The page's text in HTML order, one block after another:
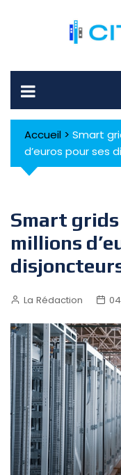
Accueil > Smart
d’euros pour ses
Smart grids
millions
La Rédaction